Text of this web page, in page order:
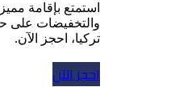
استمتع بإقامة
والتخفيضات على
تركيا، احجز الآن.
احجز الآن